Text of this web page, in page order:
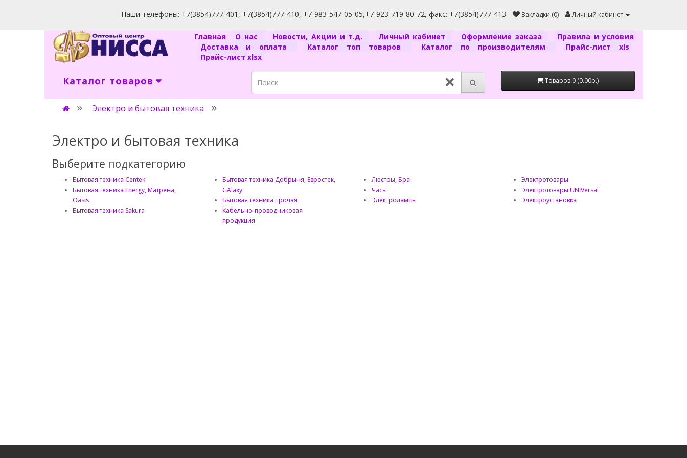
Наши телефоны: +7(3854)777-401, +7(3854)777-410, +7-983-547-05-05,+7-923-719-80-72, факс: +7(3854)777-413 Закладки (0) Личный кабинет
Главная О нас Новости, Акции и т.д. Личный кабинет Оформление заказа
Правила и условия
Доставка и оплата
Каталог топ товаров Каталог по производителям
Прайс-лист xls
Прайс-лист xlsx
Каталог товаров × Товаров 0 (0.00р.)
Электро и бытовая техника
Электро и бытовая техника
Выберите подкатегорию
Бытовая техника Centek
Бытовая техника Energy, Матрена,
Oasis
Бытовая техника Sakura
Бытовая техника Добрыня, Евростек,
GAlaxy
Бытовая техника прочая
Кабельно-проводниковая
продукция
Люстры, Бра
Часы
Электролампы
Электротовары
Электротовары UNIVersal
Электроустановка